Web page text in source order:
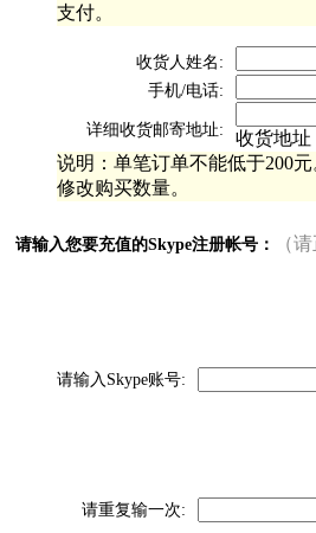
支付。
收货人姓名:
手机/电话:
详细收货邮寄地址:
收货地址
说明：单笔订单不能低于200
修改购买数量。
请输入您要充值的Skype注册帐号： （
请输入Skype账号:
请重复输一次: